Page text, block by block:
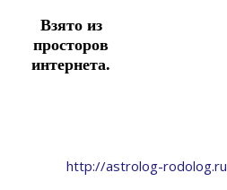
Взято из
просторов
интернета.
http://astrolog-rodolog.ru